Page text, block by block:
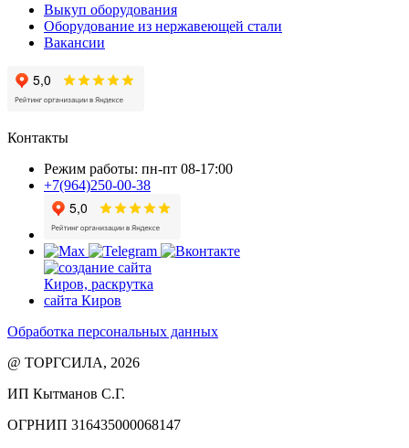
Выкуп оборудования
Оборудование из нержавеющей стали
Вакансии
Контакты
Режим работы: пн-пт 08-17:00
+7(964)250-00-38
Обработка персональных данных
@ ТОРГСИЛА, 2026
ИП Кытманов С.Г.
ОГРНИП 316435000068147